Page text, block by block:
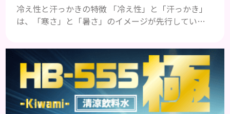
冷え性と汗っかきの特徴 「冷え性」と「汗っかき」
は、「寒さ」と「暑さ」のイメージが先行している
冷え性とは 冷え性とは、本来であれば寒さを感じる
ことのない温度であるにも関わらず、手足などが凍っ
たように冷たくて辛いと感じることを指します。
「暖かい部屋にいるのに手足が冷たい」「布団をか
けても手足が冷たくて寝れない」などの症状に悩ん
でいる方は、冷え性の可能...